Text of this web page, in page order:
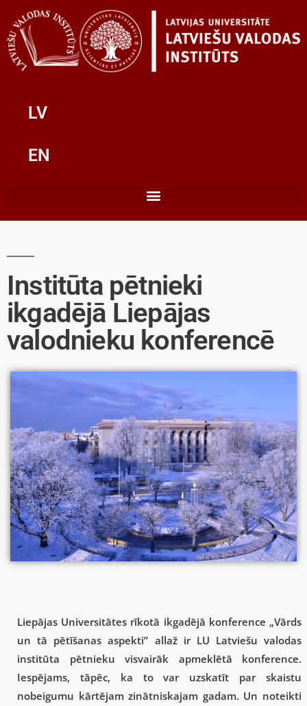
LV
EN
Institūta pētnieki
ikgadējā Liepājas
valodnieku konferencē
Liepājas Universitātes rīkotā ikgadējā konference „Vārds
un tā pētīšanas aspekti” allaž ir LU Latviešu valodas
institūta pētnieku visvairāk apmeklētā konference.
Iespējams, tāpēc, ka to var uzskatīt par skaistu
nobeigumu kārtējam zinātniskajam gadam. Un noteikti